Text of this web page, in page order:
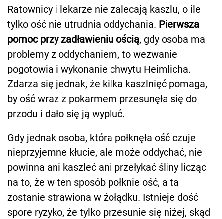
Ratownicy i lekarze nie zalecają kaszlu, o ile
tylko ość nie utrudnia oddychania. Pierwsza
pomoc przy zadławieniu ością, gdy osoba ma
problemy z oddychaniem, to wezwanie
pogotowia i wykonanie chwytu Heimlicha.
Zdarza się jednak, że kilka kaszlnięć pomaga,
by ość wraz z pokarmem przesunęła się do
przodu i dało się ją wypluć.
Gdy jednak osoba, która połknęła ość czuje
nieprzyjemne kłucie, ale może oddychać, nie
powinna ani kaszleć ani przełykać śliny licząc
na to, że w ten sposób połknie ość, a ta
zostanie strawiona w żołądku. Istnieje dość
spore ryzyko, że tylko przesunie się niżej, skąd